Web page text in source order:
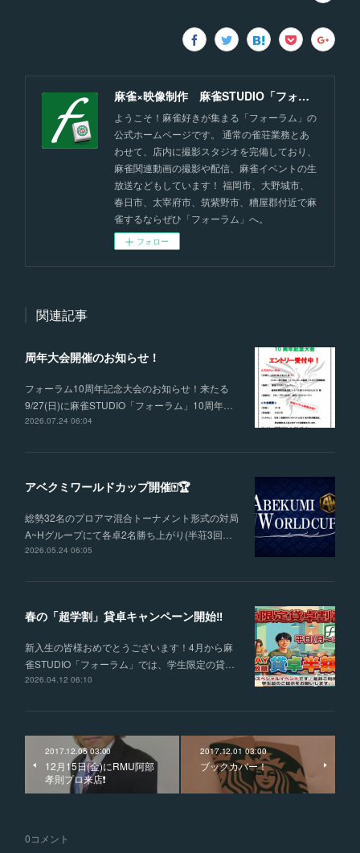
麻雀×映像制作 麻雀STUDIO「フォーラム」福岡
ようこそ！麻雀好きが集まる「フォーラム」の
公式ホームページです。 通常の雀荘業務とあ
わせて、店内に撮影スタジオを完備しており、
麻雀関連動画の撮影や配信、麻雀イベントの生
放送などもしています！ 福岡市、大野城市、
春日市、太宰府市、筑紫野市、糟屋郡付近で麻
雀するならぜひ「フォーラム」へ。
フォロー
関連記事
周年大会開催のお知らせ！
フォーラム10周年記念大会のお知らせ！来たる
9/27(日)に麻雀STUDIO「フォーラム」10周年…
2026.07.24 06:04
アベクミワールドカップ開催🀄🏆
総勢32名のプロアマ混合トーナメント形式の対局
A~Hグループにて各卓2名勝ち上がり(半荘3回…
2026.05.24 06:05
春の「超学割」貸卓キャンペーン開始‼
新入生の皆様おめでとうございます！4月から麻
雀STUDIO「フォーラム」では、学生限定の貸…
2026.04.12 06:10
2017.12.05 03:00
12月15日(金)にRMU阿部
孝則プロ来店❗️
2017.12.01 03:00
ブックカバー！
0コメント